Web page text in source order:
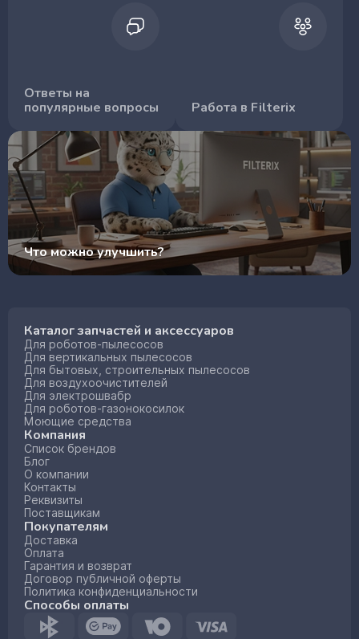
Ответы на
популярные вопросы
Работа в Filterix
Что можно улучшить?
Каталог запчастей и аксессуаров
Для роботов-пылесосов
Для вертикальных пылесосов
Для бытовых, строительных пылесосов
Для воздухоочистителей
Для электрошвабр
Для роботов-газонокосилок
Моющие средства
Компания
Список брендов
Блог
О компании
Контакты
Реквизиты
Поставщикам
Покупателям
Доставка
Оплата
Гарантия и возврат
Договор публичной оферты
Политика конфиденциальности
Способы оплаты